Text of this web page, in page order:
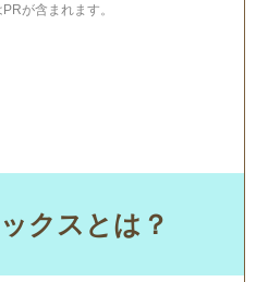
が含まれます。
クスとは？